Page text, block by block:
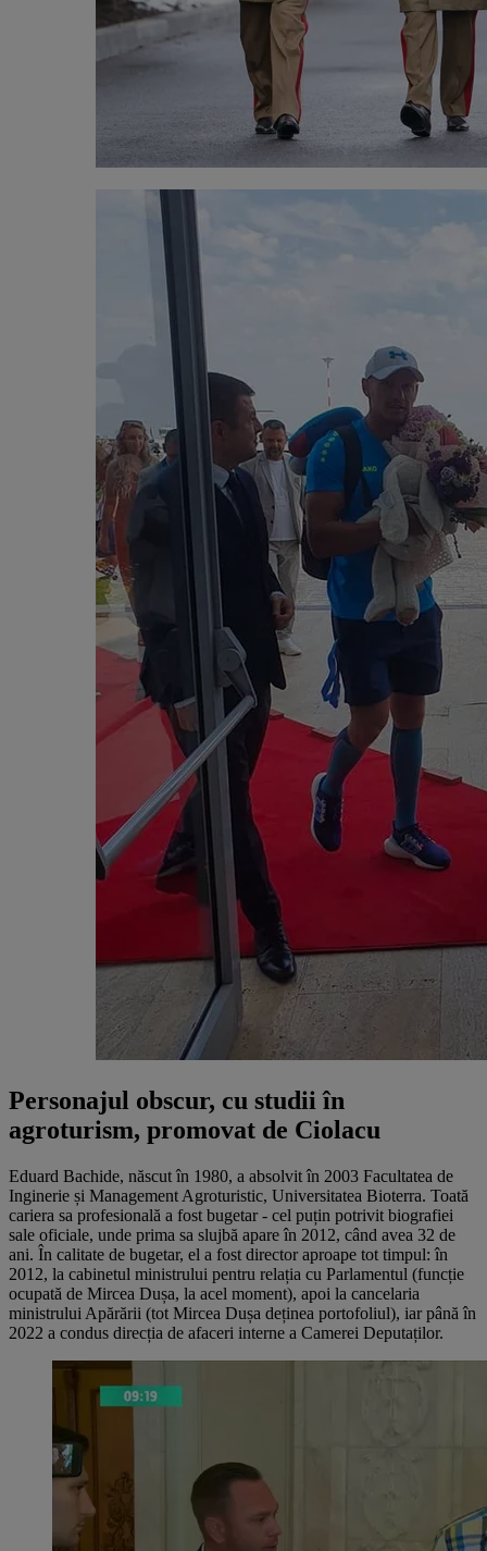
Personajul obscur, cu studii în
agroturism, promovat de Ciolacu
Eduard Bachide, născut în 1980, a absolvit în 2003 Facultatea de
Inginerie și Management Agroturistic, Universitatea Bioterra. Toată
cariera sa profesională a fost bugetar - cel puțin potrivit biografiei
sale oficiale, unde prima sa slujbă apare în 2012, când avea 32 de
ani. În calitate de bugetar, el a fost director aproape tot timpul: în
2012, la cabinetul ministrului pentru relația cu Parlamentul (funcție
ocupată de Mircea Dușa, la acel moment), apoi la cancelaria
ministrului Apărării (tot Mircea Dușa deținea portofoliul), iar până în
2022 a condus direcția de afaceri interne a Camerei Deputaților.